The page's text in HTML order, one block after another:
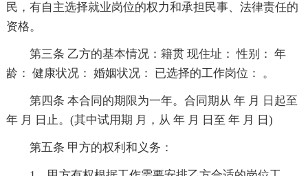
民，有自主选择就业岗位的权力和承担民事、法律责任的
资格。
第三条 乙方的基本情况：籍贯 现住址： 性别： 年
龄： 健康状况： 婚姻状况： 已选择的工作岗位： 。
第四条 本合同的期限为一年。合同期从 年 月 日起至
年 月 日止。(其中试用期 月，从 年 月 日至 年 月 日)
第五条 甲方的权利和义务：